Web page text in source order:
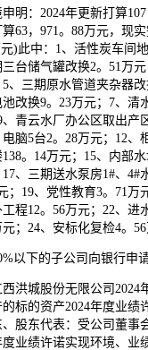
：2024年更新打算107
63，971。88万元，现
)此中：1、活性炭车间
台储气罐改换2。51万
、三期原水管道夹杂器
改换9。23万元；7、清
青云水厂办公区取出产
脑5台2。28万元；12
。14万元；15、内部
、三期送水泵房1#、
；19、党性教育3。71
程12。56万元；22、进
；24、安标化复检4。56
下的子公司向银行申请
城股份无限公司2024年
标的资产2024年度业
股东代表：受公司董事
业绩许诺实现环境、